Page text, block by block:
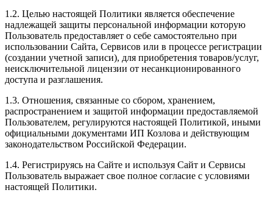
1.2. Целью настоящей Политики является обеспечение
надлежащей защиты персональной информации которую
Пользователь предоставляет о себе самостоятельно при
использовании Сайта, Сервисов или в процессе регистрации
(создании учетной записи), для приобретения товаров/услуг,
неисключительной лицензии от несанкционированного
доступа и разглашения.
1.3. Отношения, связанные со сбором, хранением,
распространением и защитой информации предоставляемой
Пользователем, регулируются настоящей Политикой, иными
официальными документами ИП Козловa и действующим
законодательством Российской Федерации.
1.4. Регистрируясь на Сайте и используя Сайт и Сервисы
Пользователь выражает свое полное согласие с условиями
настоящей Политики.